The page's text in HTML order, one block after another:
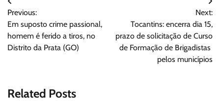
Navegação
de
Post
Previous:
Em suposto crime passional,
homem é ferido a tiros, no
Distrito da Prata (GO)
Next:
Tocantins: encerra dia 15,
prazo de solicitação de Curso
de Formação de Brigadistas
pelos municípios
Related Posts